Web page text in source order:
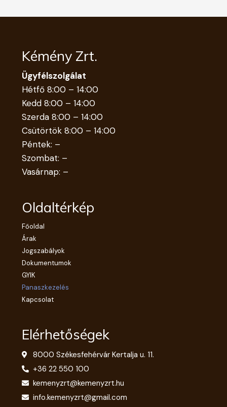
Kémény Zrt.
Ügyfélszolgálat
Hétfő 8:00 – 14:00
Kedd 8:00 – 14:00
Szerda 8:00 – 14:00
Csütörtök 8:00 – 14:00
Péntek: –
Szombat: –
Vasárnap: –
Oldaltérkép
Főoldal
Árak
Jogszabályok
Dokumentumok
GYIK
Panaszkezelés
Kapcsolat
Elérhetőségek
8000 Székesfehérvár Kertalja u. 11.
+36 22 550 100
kemenyzrt@kemenyzrt.hu
info.kemenyzrt@gmail.com